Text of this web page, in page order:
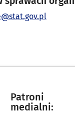
Patroni
medialni: